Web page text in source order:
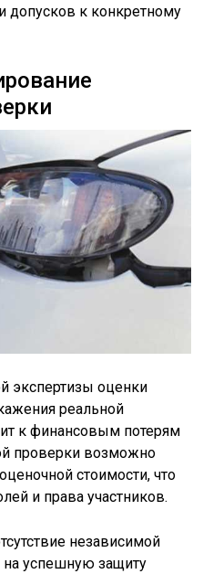
допусков к конкретному
экспертизы оценки
реальной
к финансовым потерям
проверки возможно
стоимости, что
и права участников.
независимой
успешную защиту